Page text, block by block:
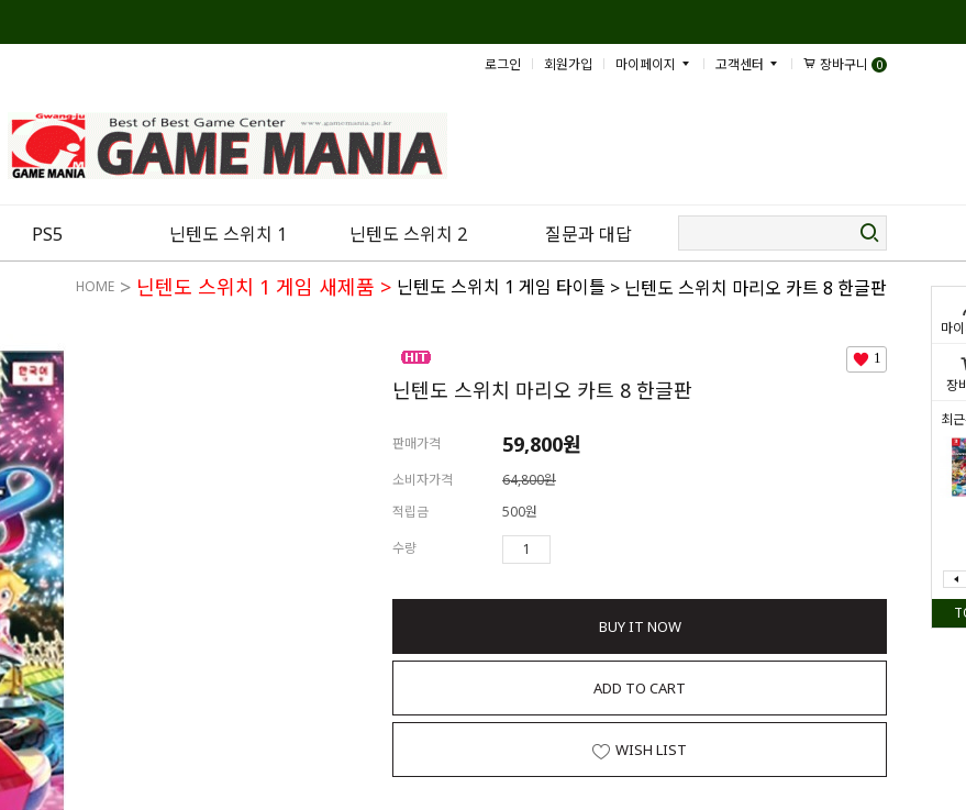
마
장
최
로그인 회원가입 마이페이지 고객센터 장바구니 0
PS5 닌텐도 스위치 1 닌텐도 스위치 2 질문과 대답
HOME > 닌텐도 스위치 1 게임 새제품 > 닌텐도 스위치 1 게임 타이틀 > 닌텐도 스위치 마리오 카트 8 한글판
1
닌텐도 스위치 마리오 카트 8 한글판
판매가격 59,800원
소비자가격
64,800원
적립금
500원
수량
BUY IT NOW
ADD TO CART
WISH LIST